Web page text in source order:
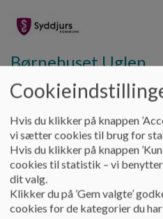
Børnehuset Uglen
Grundlag og værdier
Tilsyn 2022-23
Pædagogisk
Hvis du klikker på knappen
vi sætter cookies til brug for
Hvis du klikker på knappen
cookies til statistik – vi
dit valg.
Klikker du på ’Gem valgte’
cookies for de kategorier du